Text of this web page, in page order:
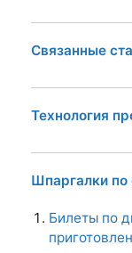
Связанные
Технология
Шпаргалки
Билеты по